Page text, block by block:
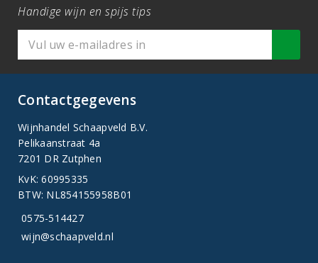
Handige wijn en spijs tips
Contactgegevens
Wijnhandel Schaapveld B.V.
Pelikaanstraat 4a
7201 DR Zutphen
KvK: 60995335
BTW: NL854155958B01
0575-514427
wijn@schaapveld.nl